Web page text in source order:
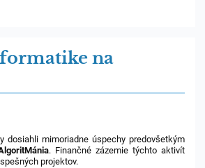
na
mimoriadne úspechy predovšetkým
. Finančné zázemie týchto aktivít
projektov.